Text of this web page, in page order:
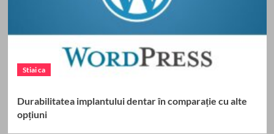
Stiai ca
Durabilitatea implantului dentar în comparație cu alte
opțiuni